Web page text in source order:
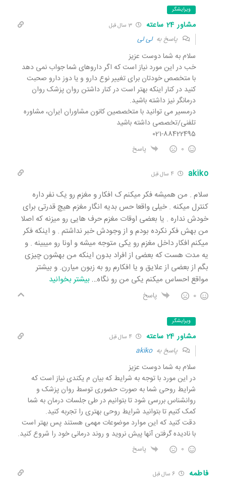
ویرایشگر
مشاور 24 ساعته 3 سال قبل
پاسخ بهلی لی
سلام به شما دوست عزیز
خب در این مورد نیاز است که اگر داروهای شما جواب نمی دهد
با متخصص خودتان برای تغییر نوع دارو و یا دوز دارو صحبت
کنید در کنار اینکه بهتر است در کنار داشتن روان پزشک روان
درمانگر نیز داشته باشید.
درمسیر می توانید با متخصصین کانون مشاوران ایران، مشاوره
تلفنی/تخصصی داشته باشید
021-88422495
0 پاسخ
akiko 4 سال قبل
سلام . من همیشه فکر میکنم ک افکار و مغزم رو یک نفر داره
کنترل میکنه . خیلی واقعا حس بدیه انگار مغزم هیچ قدرتی برای
خودش نداره . یا بعضی اوقات مغزم حرف هایی رو میزنه که اصلا
من بهش فکر نکرده بودم و از وجودش خبر نداشتم . و اینکه فکر
میکنم افکار داخل مغزم رو یکی متوجه میشه و اونا رو میبینه . و
یه مدت هست که بعضی از افراد بدون اینکه من بهشون چیزی
بگم از بعضی از علایق و یا افکارم رو به زبون میارن. و بیشتر
مواقع احساس میکنم یکی من رو نگاه… بیشتر بخوانید
0 پاسخ
ویرایشگر
مشاور 24 ساعته 4 سال قبل
پاسخ بهakiko
سلام به شما دوست عزیز
در این مورد با توجه به شرایط که بیان م یکندی نیاز است که
شرایط روحی شما به صورت حضوری توسط روان پزشک و
روانشناس بررسی شود تا بتوانیم در طی جلسات درمان به شما
کمک کنیم تا بتوانید شرایط روحی بهتری را تجربه کنید.
دقت کنید که این موارد موضوعات مهمی هستند پس بهتر است
با نادیده گرفتن آنها پیش نروید و روند درمانی خود را شروع کنید.
0 پاسخ
فاطمه 6 سال قبل